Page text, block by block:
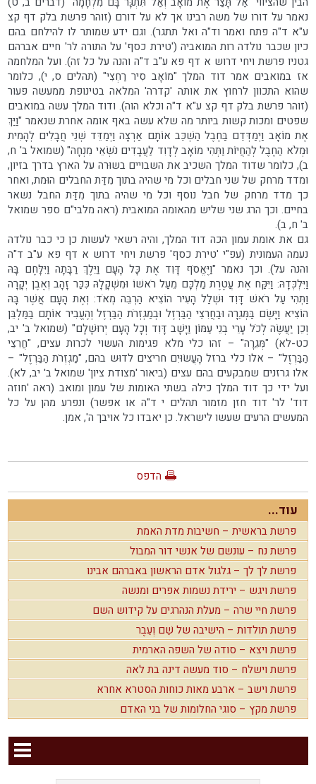
נאמר על דורו של משה רבינו אך לא על דורם (זוהר פרשת בלק דף קצ
ע"א ד"ה פתח ואמר וד"ה ואל תתגר). וגם ידע שמותר לו להילחם בהם
כיון שכבר נולדה רות המואביה ('טירת כסף' על התורה לר' חיים אברהם
גטניו פרשת ויחי דרוש א דף פא ע"ב ד"ה והנה על כל זה). ועל המלחמה
אז במואבים אמר דוד המלך "מוֹאָב סִיר רַחְצִי" (תהלים ס, י), כלומר
שהוא התכוון לרחוץ את אותה 'קדרה' המלאה בטינופת ממעשה פעור
(זוהר פרשת בלק דף קצ ע"א ד"ה וכלא הוה). ודוד המלך עשה במואבים
שפטים ומכות קשות ביותר מה שלא עשה באף אומה אחרת שנאמר "וַיַּךְ
אֶת מוֹאָב וַיְמַדְּדֵם בַּחֶבֶל הַשְׁכֵּב אוֹתָם אַרְצָה וַיְמַדֵּד שְׁנֵי חֲבָלִים לְהָמִית
וּמְלֹא הַחֶבֶל לְהַחֲיוֹת וַתְּהִי מוֹאָב לְדָוִד לַעֲבָדִים נֹשְׂאֵי מִנְחָה" (שמואל ב' ח,
ב), כלומר שדוד המלך השכיב את השבויים בשוּרה על הארץ בדרך בזיון,
ומדד מרחק של שני חבלים וכל מי שהיה בתוך מִדַּת החבלים הוּמת, ואחר
כך מדד מרחק של חבל נוסף וכל מי שהיה בתוך מִדַּת החבל נשאר
בחיים. וכך הרג שני שליש מהאומה המואבית (ראה מלבי"ם ספר שמואל
ב' ח, ב).
גם את אומת עמון הכה דוד המלך, והיה רשאי לעשות כן כי כבר נולדה
נעמה העמונית (עפ"י 'טירת כסף' פרשת ויחי דרוש א דף פא ע"ב ד"ה
והנה על). וכך נאמר "וַיֶּאֱסֹף דָּוִד אֶת כָּל הָעָם וַיֵּלֶךְ רַבָּתָה וַיִּלָּחֶם בָּהּ
וַיִּלְכְּדָהּ: וַיִּקַּח אֶת עֲטֶרֶת מַלְכָּם מֵעַל רֹאשׁוֹ וּמִשְׁקָלָהּ כִּכַּר זָהָב וְאֶבֶן יְקָרָה
וַתְּהִי עַל רֹאשׁ דָּוִד וּשְׁלַל הָעִיר הוֹצִיא הַרְבֵּה מְאֹד: וְאֶת הָעָם אֲשֶׁר בָּהּ
הוֹצִיא וַיָּשֶׂם בַּמְּגֵרָה וּבַחֲרִצֵי הַבַּרְזֶל וּבְמַגְזְרֹת הַבַּרְזֶל וְהֶעֱבִיר אוֹתָם בַּמַּלְבֵּן
וְכֵן יַעֲשֶׂה לְכֹל עָרֵי בְנֵי עַמּוֹן וַיָּשָׁב דָּוִד וְכָל הָעָם יְרוּשָׁלִָם" (שמואל ב' יב,
כט-לא) "מְּגֵרָה" – זהו כלי מלא פגימות העשוי לכרות עצים, "חֲרִצֵי
הַבַּרְזֶל" – אלו כלי ברזל הָעֲשׂוּיִם חריצים לדוּש בהם, "מַגְזְרֹת הַבַּרְזֶל" –
אלו גרזנים שמבקעים בהם עצים (ביאור 'מצודת ציון' שמואל ב' יב, לא).
ועל ידי כך דוד המלך כילה בשתי האומות של עמון ומואב (ראה 'חוזה
דוד' לר' דוד חזן מזמור תהלים י ד"ה או אפשר) ונפרע מהן על כל
המעשים הרעים שעשו לישראל. כן יאבדו כל אויבך ה', אמן.
הדפס
עוד...
פרשת בראשית – חשיבות מדת האמת
פרשת נח – עונשם של אנשי דור המבול
פרשת לך לך – גלגול אדם הראשון באברהם אבינו
פרשת ויגש – ירידת נשמות אפרים ומנשה
פרשת חיי שרה – מעלת הנהרגים על קידוש השם
פרשת תולדות – הישיבה של שֵׁם וְעֵבֶר
פרשת ויצא – סודה של השפה הארמית
פרשת וישלח – סוד מעשה דינה בת לאה
פרשת וישב – ארבע מאות כוחות הסטרא אחרא
פרשת מקץ – סוגי החלומות של בני האדם